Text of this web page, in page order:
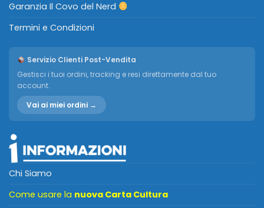
Garanzia Il Covo del Nerd
Termini e Condizioni
Servizio Clienti Post-Vendita
Gestisci i tuoi ordini, tracking e resi direttamente dal tuo
account.
Vai ai miei ordini →
Chi Siamo
Come usare la nuova Carta Cultura